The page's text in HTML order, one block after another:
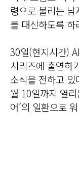
령으로 불리는
를 대신하도록
30일(현지시간)
시리즈에 출연하
소식을 전하고
월 10일까지 열
어’의 일환으로